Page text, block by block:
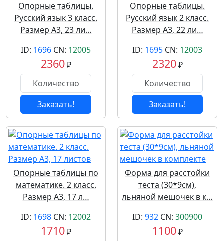
Опорные таблицы.
Русский язык 3 класс.
Размер А3, 23 ли…
ID: 1696 CN: 12005
2360₽
Заказать!
Опорные таблицы.
Русский язык 2 класс.
Размер А3, 22 ли…
ID: 1695 CN: 12003
2320₽
Заказать!
Опорные таблицы по
математике. 2 класс.
Размер А3, 17 л…
ID: 1698 CN: 12002
1710₽
Форма для расстойки
теста (30*9см),
льняной мешочек в к…
ID: 932 CN: 300900
1100₽